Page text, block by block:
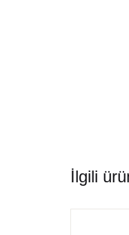
İlgili